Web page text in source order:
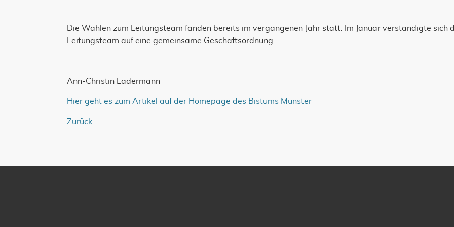
Die Wahlen zum Leitungsteam fanden bereits im vergangenen Jahr statt. Im Januar verständigte sich
Leitungsteam auf eine gemeinsame Geschäftsordnung.
Ann-Christin Ladermann
Hier geht es zum Artikel auf der Homepage des Bistums Münster
Zurück